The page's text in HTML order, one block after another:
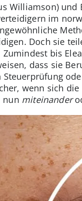
Williamson)
im
Doch sie
bis
dass sie
wenn sich
nun miteinander